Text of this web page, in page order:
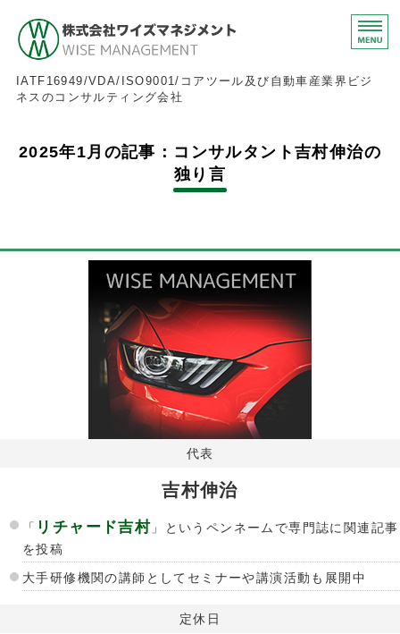
株式会社ワイズマ
IATF16949/VDA/ISO9001/コアツール及び自動車産業界ビジ
ネスのコンサルティング会社
その他サービス
2025年1月の記事：コンサルタント吉村伸治の
独り言
代表
吉村伸治
「 リチャード吉村 」というペンネームで専門誌に関連記事
を投稿
大手研修機関の講師としてセミナーや講演活動も展開中
定休日